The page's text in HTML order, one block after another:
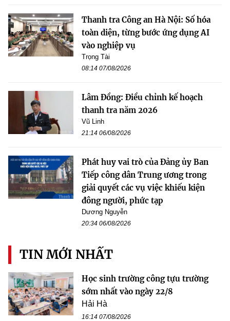
Thanh tra Công an Hà Nội: Số hóa
toàn diện, từng bước ứng dụng AI
vào nghiệp vụ
Trọng Tài
08:14 07/08/2026
Lâm Đồng: Điều chỉnh kế hoạch
thanh tra năm 2026
Vũ Linh
21:14 06/08/2026
Phát huy vai trò của Đảng ủy Ban
Tiếp công dân Trung ương trong
giải quyết các vụ việc khiếu kiện
đông người, phức tạp
Dương Nguyễn
20:34 06/08/2026
TIN MỚI NHẤT
Học sinh trường công tựu trường
sớm nhất vào ngày 22/8
Hải Hà
16:14 07/08/2026